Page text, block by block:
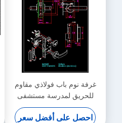
غرفة نوم باب فولاذي مقاوم
للحريق لمدرسة مستشفى
خروج الفندق
2000mmx900mm
احصل على أفضل سعر